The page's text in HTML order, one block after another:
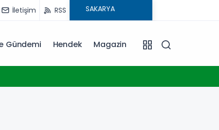
İletişim RSS
Gündemi Hendek Magazin